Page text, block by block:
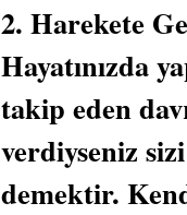
2. Harekete
Hayatınızda
takip eden
verdiyseniz
demektir.